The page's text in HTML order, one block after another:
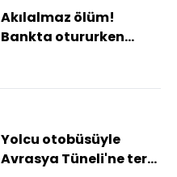
Akılalmaz ölüm!
Bankta otururken
Yolcu otobüsüyle
Avrasya Tüneli'ne ters